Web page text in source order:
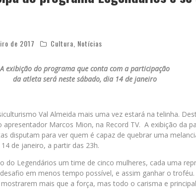
de 2017 Cultura Notícias
A exibição do programa que conta com a participação
da atleta será neste sábado, dia 14 de janeiro
Val Almeida mais uma vez estará na telinha.
apresentador Marcos Mion, na Record TV. A exibição da
disputam para ver quem é capaz de quebrar uma
de janeiro, a partir das 23h.
do Legendários um time de cinco mulheres, cada uma
em menos tempo possível, e assim ganhar o troféu.
mais que a força, mas todo o carisma e